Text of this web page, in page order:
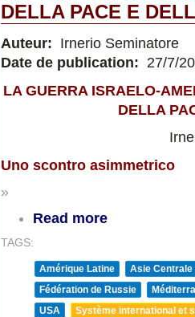
DELLA PACE E
Auteur: Irnerio Seminatore
Date de publication: 27/7/
LA GUERRA ISRAELO-
DELLA
Uno scontro asimmetrico
»
Read more
TAGS:
Amérique Latine
Asie Centrale
Fédération de Russie
USA
Système international et